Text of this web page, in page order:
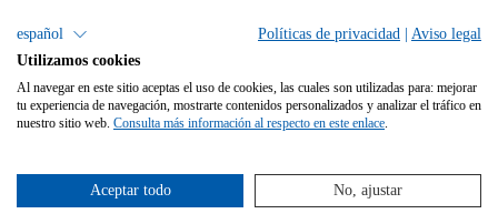
¿Qué es Metabooks?
Historia
español Políticas de privacidad
Aviso legal
Utilizamos cookies
Al navegar en este sitio aceptas el uso de cookies, las cuales son utilizadas para: mejorar
tu experiencia de navegación, mostrarte contenidos personalizados y analizar el tráfico en
nuestro sitio web. Consulta más información al respecto en este enlace
Aceptar todo No, ajustar